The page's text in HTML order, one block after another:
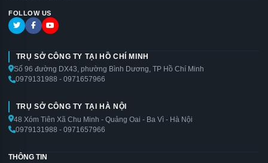
FOLLOW US
TRỤ SỞ CÔNG TY TẠI HỒ CHÍ MINH
Số 96 đường DX43, phường Bình Dương, TP Hồ Chí Minh
0979131988 - 0971657966
TRỤ SỞ CÔNG TY TẠI HÀ NỘI
48 Xóm Tiên Xã Chu Minh - Quảng Oai - Ba Vì - Hà Nội
0979131988 - 0971657966
THÔNG TIN